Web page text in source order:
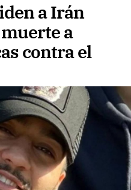
a Irán
a
contra el